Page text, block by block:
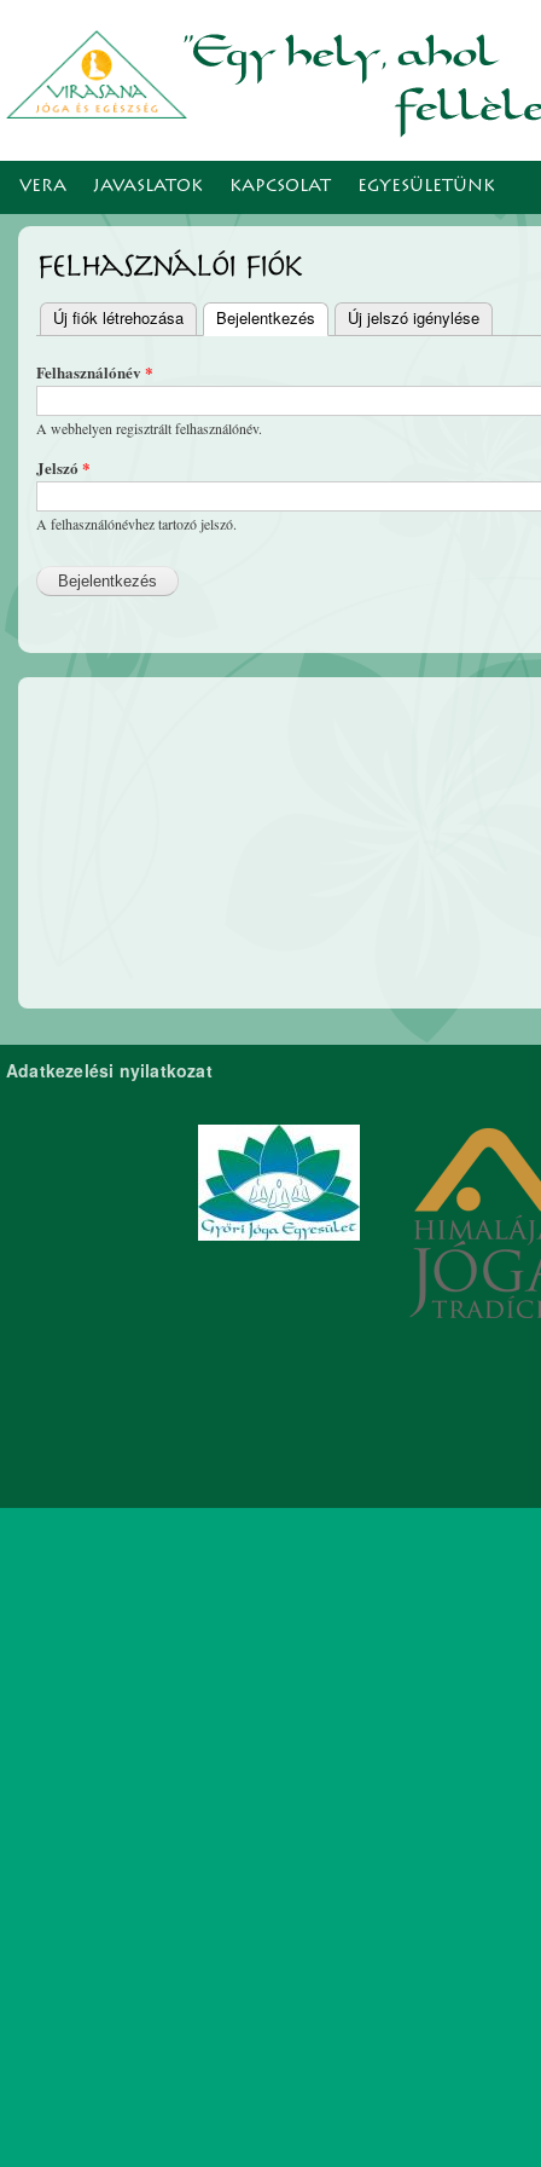
VERA JAVASLATOK KAPCSOLAT EGYESÜLETÜNK
Felhasználói fiók
Elsődleges fülek
Új fiók létrehozása Bejelentkezés (aktív fül)
Új jelszó igénylése
Felhasználónév *
A webhelyen regisztrált felhasználónév.
Jelszó *
A felhasználónévhez tartozó jelszó.
Adatkezelési nyilatkozat